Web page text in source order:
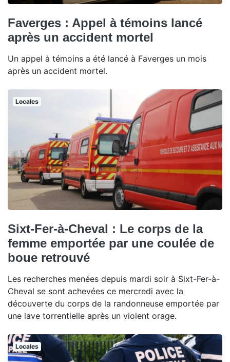
Faverges : Appel à témoins lancé
après un accident mortel
Un appel à témoins a été lancé à Faverges un mois
après un accident mortel.
Locales
Sixt-Fer-à-Cheval : Le corps de la
femme emportée par une coulée de
boue retrouvé
Les recherches menées depuis mardi soir à Sixt-Fer-à-
Cheval se sont achevées ce mercredi avec la
découverte du corps de la randonneuse emportée par
une lave torrentielle après un violent orage.
Locales